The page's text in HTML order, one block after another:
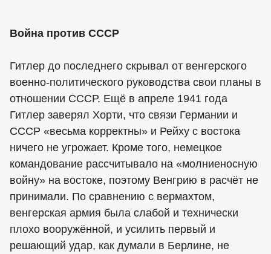
Война против СССР
Гитлер до последнего скрывал от венгерского
военно-политического руководства свои планы в
отношении СССР. Ещё в апреле 1941 года
Гитлер заверял Хорти, что связи Германии и
СССР «весьма корректны» и Рейху с востока
ничего не угрожает. Кроме того, немецкое
командование рассчитывало на «молниеносную
войну» на востоке, поэтому Венгрию в расчёт не
принимали. По сравнению с вермахтом,
венгерская армия была слабой и технически
плохо вооружённой, и усилить первый и
решающий удар, как думали в Берлине, не